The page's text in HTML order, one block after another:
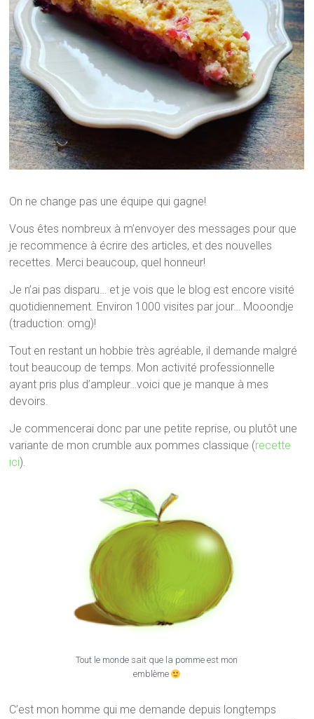
On ne change pas une équipe qui gagne!
Vous êtes nombreux à m’envoyer des messages pour que
je recommence à écrire des articles, et des nouvelles
recettes. Merci beaucoup, quel honneur!
Je n’ai pas disparu… et je vois que le blog est encore visité
quotidiennement. Environ 1000 visites par jour… Mooondje
(traduction: omg)!
Tout en restant un hobbie très agréable, il demande malgré
tout beaucoup de temps. Mon activité professionnelle
ayant pris plus d’ampleur…voici que je manque à mes
devoirs.
Je commencerai donc par une petite reprise, ou plutôt une
variante de mon crumble aux pommes classique (recette
ici).
Tout le monde sait que la pomme est mon
emblème
C’est mon homme qui me demande depuis longtemps